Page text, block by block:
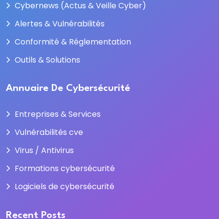
Cybernews (Actus & Veille Cyber)
Alertes & Vulnérabilités
Conformité & Réglementation
Outils & Solutions
Annuaire De Cybersécurité
Entreprises & Services
Vulnérabilités cve
Virus / Antivirus
Formations cybersécurité
Logiciels de cybersécurité
Recent Posts